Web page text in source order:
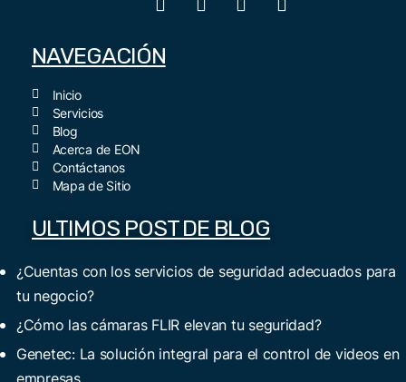
NAVEGACIÓN
Inicio
Servicios
Blog
Acerca de EON
Contáctanos
Mapa de Sitio
ULTIMOS POST DE BLOG
¿Cuentas con los servicios de seguridad adecuados para
tu negocio?
¿Cómo las cámaras FLIR elevan tu seguridad?
Genetec: La solución integral para el control de videos en
empresas